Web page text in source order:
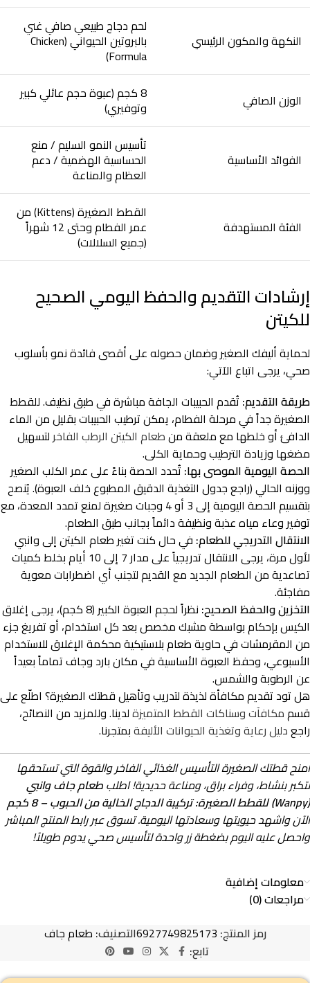
النكهة والمكون الرئيسي
لحم دجاج طبيعي صافي غني
بالبروتين الحيواني (Chicken
Formula)
الوزن الصافي 8 كجم (عبوة حجم عائلي كبير
وتوفيري)
الفوائد الأساسية
تأسيس النمو السليم / منع
الحساسية الهضمية / دعم
العظام والمناعة
الفئة المستهدفة
القطط الصغيرة (Kittens) من
عمر الفطام وحتى 12 شهراً
(جميع السلالات)
إرشادات التقديم والحفظ اليومي الصحيح
للكيتن
لحماية أليفك الصغير وضمان حصوله على أقصى فائدة نمو بأسلوب
صحي، يرجى اتباع الآتي:
طريقة التقديم: تُقدم الحبيبات الجافة مباشرة في طبق نظيف. للقطط
الصغيرة جداً في مرحلة الفطام، يمكن ترطيب الحبيبات بقليل من الماء
الدافئ أو خلطها مع ملعقة منطعام الكيتن الرطب الفاخرلتسهيل
مضغها وزيادة الترطيب وحماية الكلى.
الحصة اليومية الموصى بها: تُحدد الحصة بناءً على عمر الكلب الصغير
ووزنه الحالي (راجع جدول التغذية الدقيق المطبوع خلف العبوة). يُنصح
بتقسيم الحصة اليومية إلى 3 أو 4 وجبات صغيرة لمنع تمدد المعدة، مع
توفير وعاء مياه عذبة ونظيفة دائماً بجانب طبق الطعام.
الانتقال التدريجي للطعام: في حال كنت تغير طعام الكيتن إلى وانبي
لأول مرة، يرجى الانتقال تدريجياً على مدار 7 إلى 10 أيام بخلط كميات
تصاعدية من الطعام الجديد مع القديم لتجنب أي اضطرابات معوية
مفاجئة.
التخزين والحفظ الصحيح:
نظراً لحجم العبوة الكبير (8 كجم)، يرجى إغلاق
الكيس بإحكام بواسطة مشبك مخصص بعد كل استخدام، أو تفريغ جزء
من المقرمشات في حاوية طعام بلاستيكية محكمة الإغلاق للاستخدام
الأسبوعي، وحفظ العبوة الأساسية في مكان بارد وجاف تماماً بعيداً
عن الرطوبة والشمس.
هل تود تقديم مكافأة لذيذة لتدريب وتأهيل قطتك الصغيرة؟ اطلّع على
قسممكافآت وسناكات القطط المتميزةلدينا. وللمزيد من النصائح،
راجعدليل رعاية وتغذية الحيوانات الأليفةبمتجرنا.
امنح قطتك الصغيرة التأسيس الغذائي الفاخر والقوة التي تستحقها
لتكبر بنشاط، وفراء براق، ومناعة حديدية! اطلبطعام جاف وانبي
(Wanpy) للقطط الصغيرة: تركيبة الدجاج الخالية من الحبوب – 8 كجم
الآن واشهد حيويتها وسعادتها اليومية. تسوق عبر رابط المنتج المباشر
واحصل عليه اليوم بضغطة زر واحدة لتأسيس صحي يدوم طويلاً!
معلومات إضافية
مراجعات (0)
رمز المنتج: 6927749825173التصنيف: طعام جاف
تابع: